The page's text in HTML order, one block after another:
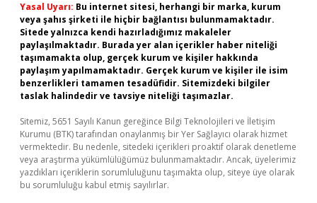
Yasal Uyarı: Bu internet sitesi, herhangi bir marka, kurum
veya şahıs şirketi ile hiçbir bağlantısı bulunmamaktadır.
Sitede yalnızca kendi hazırladığımız makaleler
paylaşılmaktadır. Burada yer alan içerikler haber niteliği
taşımamakta olup, gerçek kurum ve kişiler hakkında
paylaşım yapılmamaktadır. Gerçek kurum ve kişiler ile isim
benzerlikleri tamamen tesadüfidir. Sitemizdeki bilgiler
taslak halindedir ve tavsiye niteliği taşımazlar.
Sitemiz, 5651 Sayılı Kanun gereğince Bilgi Teknolojileri ve İletişim
Kurumu (BTK) tarafından onaylanmış bir Yer Sağlayıcı olarak hizmet
vermektedir. Bu nedenle, sitedeki içerikleri proaktif olarak denetleme
veya araştırma yükümlülüğümüz bulunmamaktadır. Ancak, üyelerimiz
yazdıkları içeriklerin sorumluluğunu taşımakta olup, siteye üye olarak
bu sorumluluğu kabul etmiş sayılırlar.